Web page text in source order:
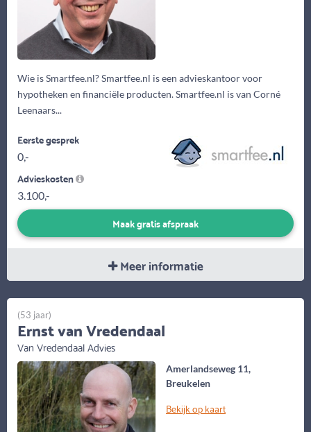
Wie is Smartfee.nl? Smartfee.nl is een advieskantoor voor
hypotheken en financiële producten. Smartfee.nl is van Corné
Leenaars...
Eerste gesprek
0,-
Advieskosten
3.100,-
Maak gratis afspraak
Meer informatie
Amerlandseweg 11,
Breukelen
Bekijk op kaart
(53 jaar)
Ernst van Vredendaal
Van Vredendaal Advies